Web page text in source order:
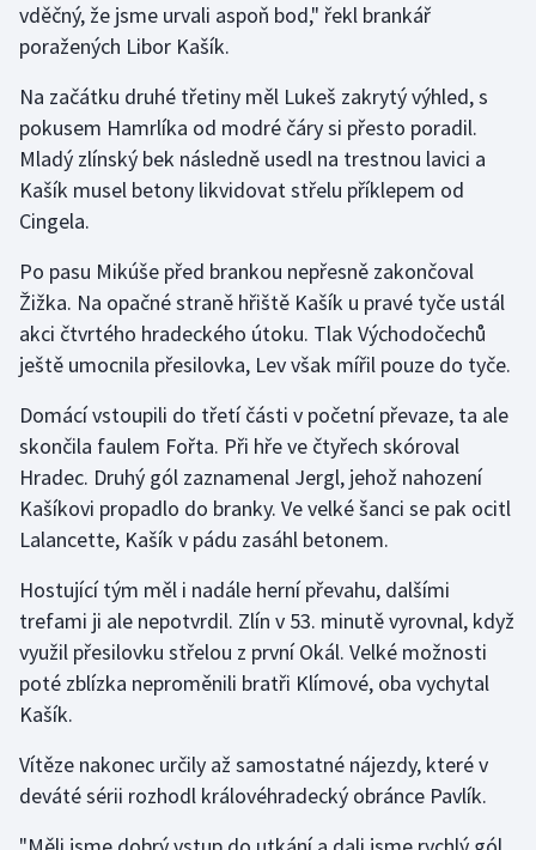
Ragby
Rychlobruslení
Rychlostní kanoistika
Short track
Sportovní střelba
Stolní tenis
Veslování
Vodní slalom
Ostatní
vděčný, že jsme urvali aspoň bod," řekl brankář
poražených Libor Kašík.
Na začátku druhé třetiny měl Lukeš zakrytý výhled, s
pokusem Hamrlíka od modré čáry si přesto poradil.
Mladý zlínský bek následně usedl na trestnou lavici a
Kašík musel betony likvidovat střelu příklepem od
Cingela.
Po pasu Mikúše před brankou nepřesně zakončoval
Žižka. Na opačné straně hřiště Kašík u pravé tyče ustál
akci čtvrtého hradeckého útoku. Tlak Východočechů
ještě umocnila přesilovka, Lev však mířil pouze do tyče.
Domácí vstoupili do třetí části v početní převaze, ta ale
skončila faulem Fořta. Při hře ve čtyřech skóroval
Hradec. Druhý gól zaznamenal Jergl, jehož nahození
Kašíkovi propadlo do branky. Ve velké šanci se pak ocitl
Lalancette, Kašík v pádu zasáhl betonem.
Hostující tým měl i nadále herní převahu, dalšími
trefami ji ale nepotvrdil. Zlín v 53. minutě vyrovnal, když
využil přesilovku střelou z první Okál. Velké možnosti
poté zblízka neproměnili bratři Klímové, oba vychytal
Kašík.
Vítěze nakonec určily až samostatné nájezdy, které v
deváté sérii rozhodl královéhradecký obránce Pavlík.